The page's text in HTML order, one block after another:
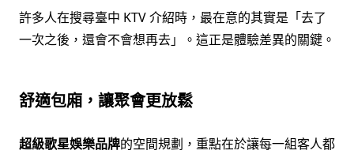
許多人在搜尋臺中 KTV 介紹時，最在意的其實是「去了
一次之後，還會不會想再去」。這正是體驗差異的關鍵。
舒適包廂，讓聚會更放鬆
超級歌星娛樂品牌的空間規劃，重點在於讓每一組客人都